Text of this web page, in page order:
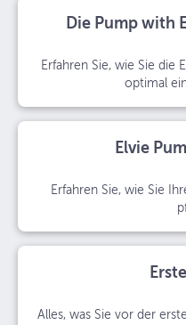
Die Pump with
Erfahren Sie, wie Sie die
optimal
Elvie
Erfahren Sie, wie Sie
Alles, was Sie vor der